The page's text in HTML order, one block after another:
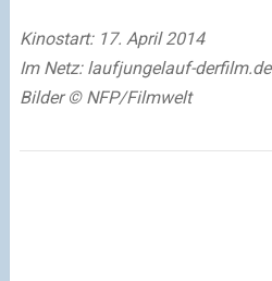
Kinostart: 17. April 2014
Im Netz: laufjungelauf-derfilm.de
Bilder © NFP/Filmwelt